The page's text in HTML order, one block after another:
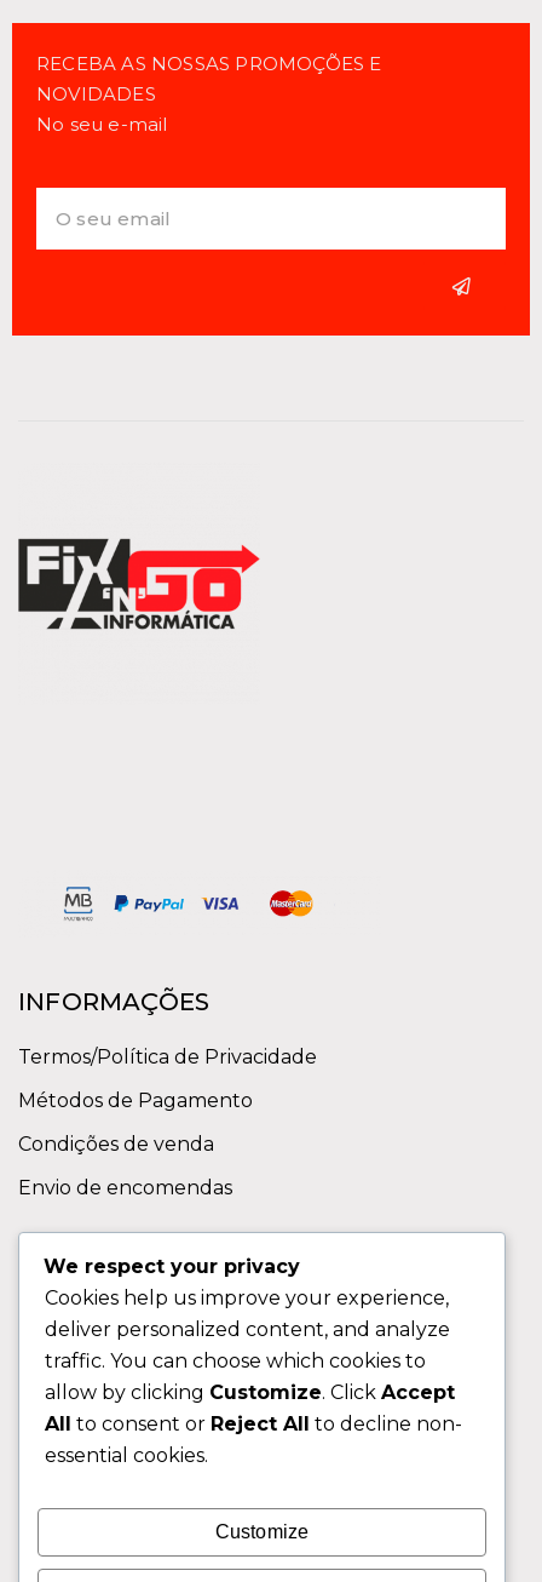
RECEBA AS NOSSAS PROMOÇÕES E
NOVIDADES
No seu e-mail
INFORMAÇÕES
Termos/Política de Privacidade
Métodos de Pagamento
Condições de venda
Envio de encomendas
Contactos
Sobre nos
FAQ (Perguntas Frequentes)
CLIENTE
Área do Cliente
Livro de Reclamações
We respect your privacy
Cookies help us improve your experience,
deliver personalized content, and analyze
traffic. You can choose which cookies to
allow by clicking Customize. Click Accept
All to consent or Reject All to decline non-
essential cookies.
Customize